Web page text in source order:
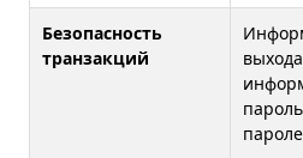
Безопасность
транзакций